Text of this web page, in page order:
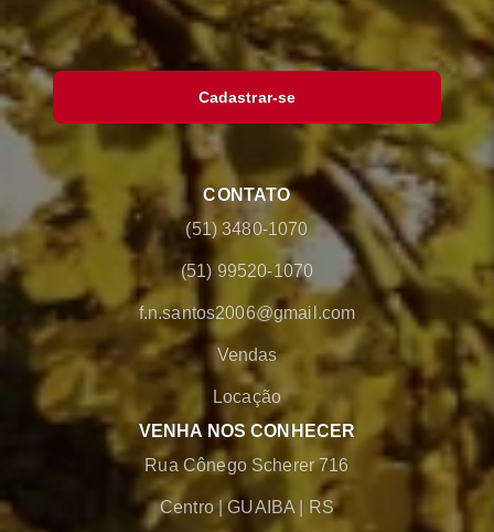
Cadastrar-se
CONTATO
(51) 3480-1070
(51) 99520-1070
f.n.santos2006@gmail.com
Vendas
Locação
VENHA NOS CONHECER
Rua Cônego Scherer 716
Centro |GUAIBA RS